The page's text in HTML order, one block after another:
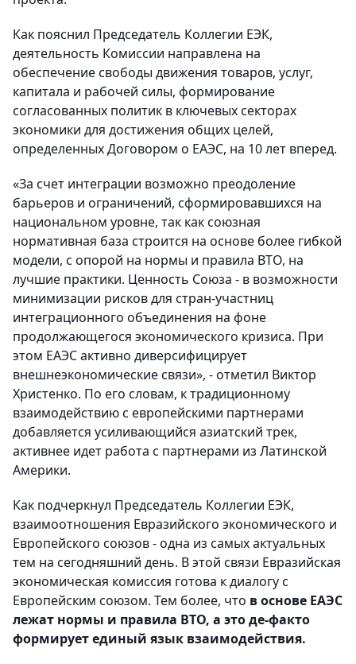
Как пояснил Председатель Коллегии ЕЭК,
деятельность Комиссии направлена на
обеспечение свободы движения товаров, услуг,
капитала и рабочей силы, формирование
согласованных политик в ключевых секторах
экономики для достижения общих целей,
определенных Договором о ЕАЭС, на 10 лет вперед.
«За счет интеграции возможно преодоление
барьеров и ограничений, сформировавшихся на
национальном уровне, так как союзная
нормативная база строится на основе более гибкой
модели, с опорой на нормы и правила ВТО, на
лучшие практики. Ценность Союза - в возможности
минимизации рисков для стран-участниц
интеграционного объединения на фоне
продолжающегося экономического кризиса. При
этом ЕАЭС активно диверсифицирует
внешнеэкономические связи», - отметил Виктор
Христенко. По его словам, к традиционному
взаимодействию с европейскими партнерами
добавляется усиливающийся азиатский трек,
активнее идет работа с партнерами из Латинской
Америки.
Как подчеркнул Председатель Коллегии ЕЭК,
взаимоотношения Евразийского экономического и
Европейского союзов - одна из самых актуальных
тем на сегодняшний день. В этой связи Евразийская
экономическая комиссия готова к диалогу с
Европейским союзом. Тем более, что в основе ЕАЭС
лежат нормы и правила ВТО, а это де-факто
формирует единый язык взаимодействия.